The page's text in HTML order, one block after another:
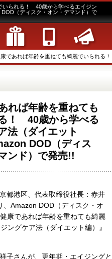
いられる！ 40歳から学べるエイジン
（ディスク・オン・デマンド）で
であれば年齢を重ねても綺麗でいられる
れば年齢を重ねても
！ 40歳から学べる
法（ダイエット
DOD（ディス
ンド）で発売!!
都港区、代表取締役社長：赤井
Amazon DOD（ディスク・オ
康であれば年齢を重ねても綺麗
グケア法（ダイエット編）』
子さんが、更年期・エイジングと